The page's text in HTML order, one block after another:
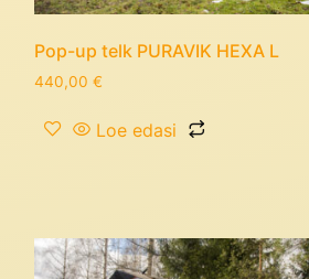
Pop-up telk PURAVIK HEXA L
440,00€
Loe edasi